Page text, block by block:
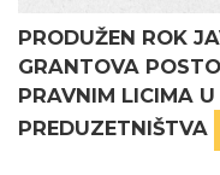
PRODUŽEN ROK
GRANTOVA
PRAVNIM LICIMA
PREDUZETNIŠTVA